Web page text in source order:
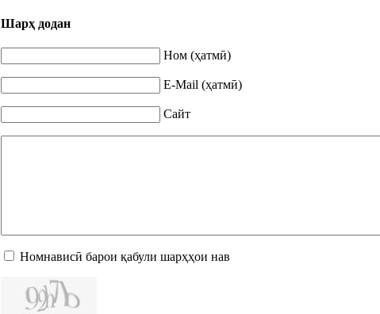
Шарҳ додан
Ном (ҳатмӣ)
E-Mail (ҳатмӣ)
Сайт
Номнависӣ барои қабули шарҳҳои нав